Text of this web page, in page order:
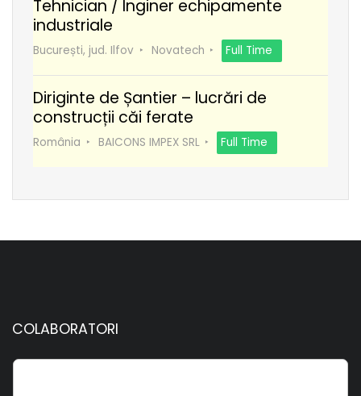
Tehnician / Inginer echipamente
industriale
București, jud. Ilfov Novatech Full Time
Diriginte de Șantier – lucrări de
construcții căi ferate
România BAICONS IMPEX SRL Full Time
COLABORATORI